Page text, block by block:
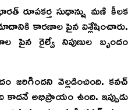
రూపకర్త సుధాన్షు మణి కీలక
కారణాల పైన విశ్లేషించారు.
పైన రైల్వే నిపుణుల బృందం
జరిగిందని వెల్లడించింది. కవచ్
కాదనే అభిప్రాయం ఉంది. ఇప్పుడు